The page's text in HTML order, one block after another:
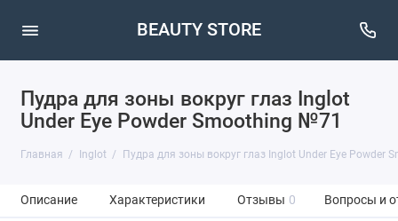
BEAUTY STORE
Пудра для зоны вокруг глаз Inglot
Under Eye Powder Smoothing №71
Главная Inglot Пудра для зоны вокруг глаз Inglot Under Eye Powder
Описание Характеристики Отзывы 0 Вопросы и